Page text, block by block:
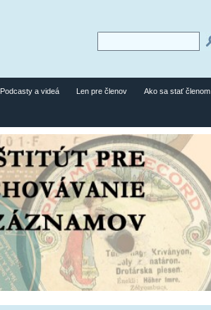
Podcasty a videá Len pre členov Ako sa stať členom